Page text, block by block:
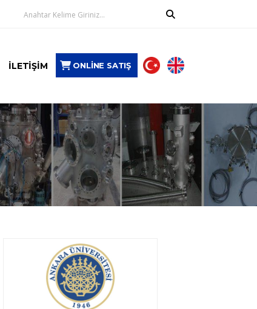
İLETİŞİM ONLİNE SATIŞ